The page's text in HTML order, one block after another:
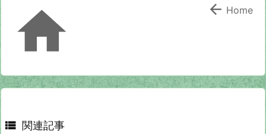
  Home
 関連記事